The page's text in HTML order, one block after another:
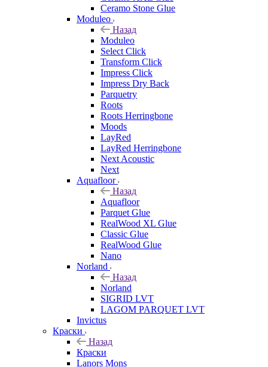
Ceramo Stone Glue
Moduleo
Назад
Moduleo
Select Click
Transform Click
Impress Click
Impress Dry Back
Parquetry
Roots
Roots Herringbone
Moods
LayRed
LayRed Herringbone
Next Acoustic
Next
Aquafloor
Назад
Aquafloor
Parquet Glue
RealWood XL Glue
Classic Glue
RealWood Glue
Nano
Norland
Назад
Norland
SIGRID LVT
LAGOM PARQUET LVT
Invictus
Краски
Назад
Краски
Lanors Mons